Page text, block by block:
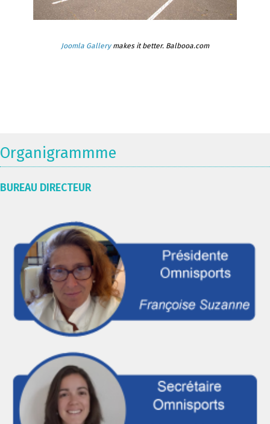
Joomla Gallerymakes it better. Balbooa.com
Organigrammme
BUREAU DIRECTEUR